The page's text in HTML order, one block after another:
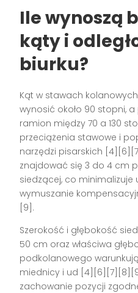
Ile wynoszą
kąty i
biurku?
Kąt w stawach
wynosić około 90 stopni,
ramion między 70 a 130
przeciążenia stawowe i
narzędzi pisarskich
znajdować się 3 do 4 cm
siedzącej, co minimalizuje
wymuszanie
[9].
Szerokość i głębokość
50 cm oraz właściwa
podkolanowego
miednicy i ud
zachowanie pozycji